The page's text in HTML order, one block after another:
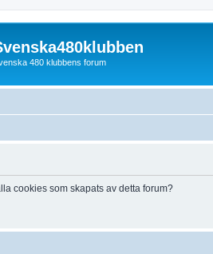
480 klubbens forum
cookies som skapats av detta forum?